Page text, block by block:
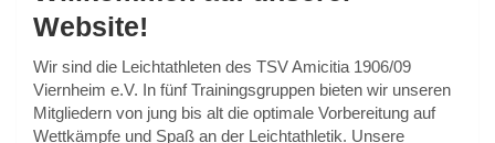
Website!
Wir sind die Leichtathleten des TSV Amicitia 1906/09
Viernheim e.V. In fünf Trainingsgruppen bieten wir unseren
Mitgliedern von jung bis alt die optimale Vorbereitung auf
Wettkämpfe und Spaß an der Leichtathletik. Unsere